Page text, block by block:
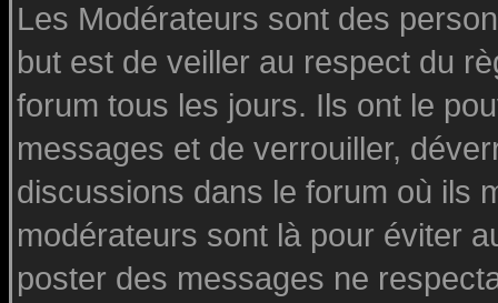
Les Modérateurs sont des
but est de veiller au respect du
forum tous les jours. Ils ont le
messages et de verrouiller,
discussions dans le forum où ils
modérateurs sont là pour éviter
poster des messages ne